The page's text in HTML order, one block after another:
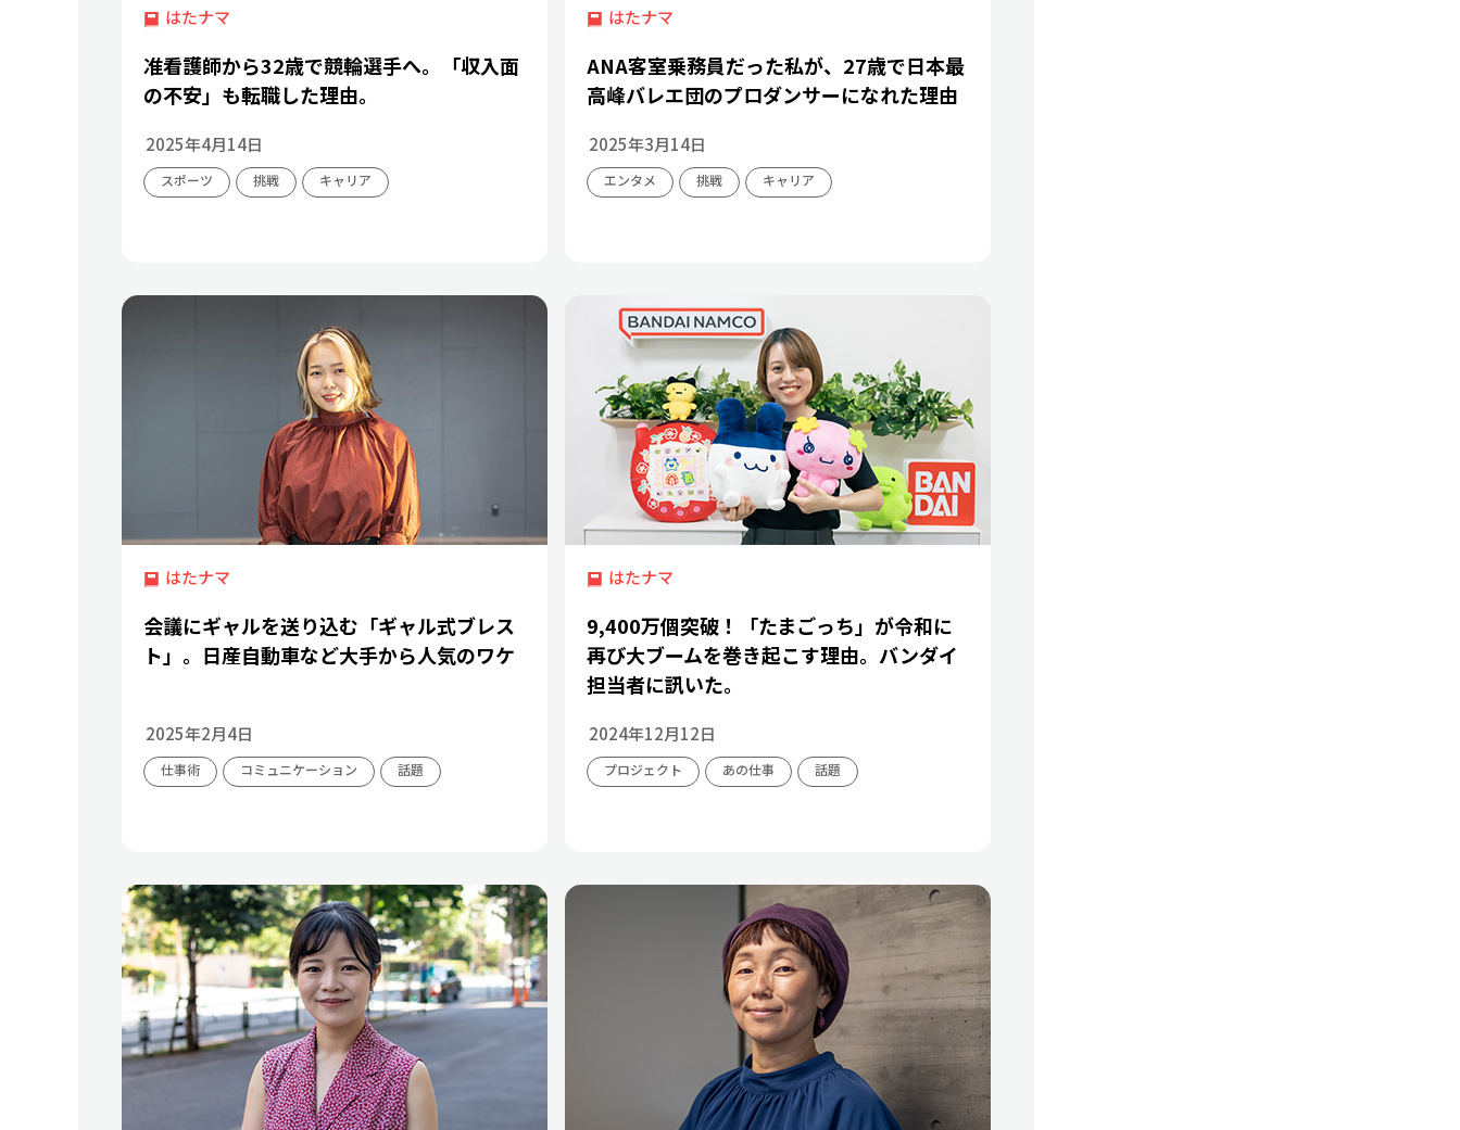
はたナマ
准看護師から32歳で競輪選手へ。「収入面
の不安」も転職した理由。
2025年4月14日
スポーツ 挑戦 キャリア
はたナマ
ANA客室乗務員だった私が、27歳で日本最
高峰バレエ団のプロダンサーになれた理由
2025年3月14日
エンタメ 挑戦 キャリア
はたナマ
会議にギャルを送り込む「ギャル式ブレス
ト」。日産自動車など大手から人気のワケ
2025年2月4日
仕事術 コミュニケーション 話題
はたナマ
9,400万個突破！「たまごっち」が令和に
再び大ブームを巻き起こす理由。バンダイ
担当者に訊いた。
2024年12月12日
プロジェクト あの仕事 話題